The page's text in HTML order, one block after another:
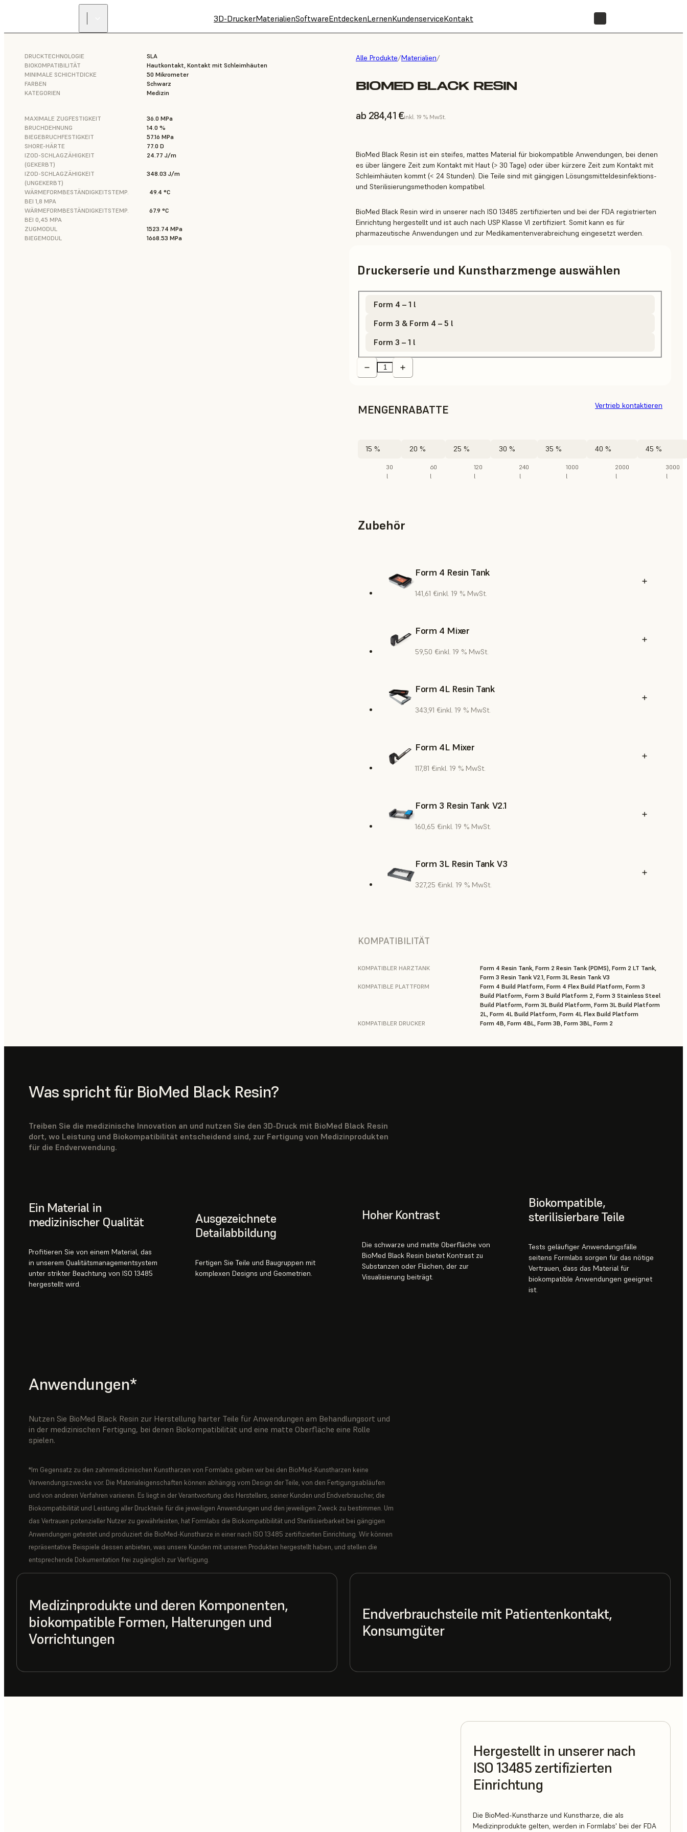
3D-DruckerMaterialienSoftwareEntdeckenLernenKundenserviceKontakt
Alle Produkte/Materialien/
BIOMED BLACK RESIN
ab 284,41 €inkl. 19 % MwSt.
DRUCKTECHNOLOGIE
SLA
BIOKOMPATIBILITÄT
Hautkontakt, Kontakt mit Schleimhäuten
MINIMALE SCHICHTDICKE
50 Mikrometer
FARBEN
Schwarz
KATEGORIEN
Medizin
MAXIMALE ZUGFESTIGKEIT
36.0 MPa
BRUCHDEHNUNG
14.0 %
BIEGEBRUCHFESTIGKEIT
57.16 MPa
SHORE-HÄRTE
77.0 D
IZOD-SCHLAGZÄHIGKEIT
(GEKERBT)
24.77 J/m
IZOD-SCHLAGZÄHIGKEIT
(UNGEKERBT)
348.03 J/m
WÄRMEFORMBESTÄNDIGKEITSTEMP.
BEI 1,8 MPA
49.4 °C
WÄRMEFORMBESTÄNDIGKEITSTEMP.
BEI 0,45 MPA
67.9 °C
ZUGMODUL
1523.74 MPa
BIEGEMODUL
1668.53 MPa
BioMed Black Resin ist ein steifes, mattes Material für biokompatible Anwendungen, bei denen
es über längere Zeit zum Kontakt mit Haut (> 30 Tage) oder über kürzere Zeit zum Kontakt mit
Schleimhäuten kommt (< 24 Stunden). Die Teile sind mit gängigen Lösungsmitteldesinfektions-
und Sterilisierungsmethoden kompatibel.
BioMed Black Resin wird in unserer nach ISO 13485 zertifizierten und bei der FDA registrierten
Einrichtung hergestellt und ist auch nach USP Klasse VI zertifiziert. Somit kann es für
pharmazeutische Anwendungen und zur Medikamentenverabreichung eingesetzt werden.
Druckerserie und Kunstharzmenge auswählen
Form 4 – 1 l
Form 3 & Form 4 – 5 l
Form 3 – 1 l
MENGENRABATTE
15 %
30
l
20 %
60
l
25 %
120
l
30 %
240
l
35 %
1000
l
40 %
2000
l
45 %
3000
l
Vertrieb kontaktieren
Zubehör
Form 4 Resin Tank
141,61 €inkl. 19 % MwSt.
Form 4 Mixer
59,50 €inkl. 19 % MwSt.
Form 4L Resin Tank
343,91 €inkl. 19 % MwSt.
Form 4L Mixer
117,81 €inkl. 19 % MwSt.
Form 3 Resin Tank V2.1
160,65 €inkl. 19 % MwSt.
Form 3L Resin Tank V3
327,25 €inkl. 19 % MwSt.
KOMPATIBILITÄT
KOMPATIBLER HARZTANK
Form 4 Resin Tank, Form 2 Resin Tank (PDMS), Form 2 LT Tank,
Form 3 Resin Tank V2.1, Form 3L Resin Tank V3
KOMPATIBLE PLATTFORM
Form 4 Build Platform, Form 4 Flex Build Platform, Form 3
Build Platform, Form 3 Build Platform 2, Form 3 Stainless Steel
Build Platform, Form 3L Build Platform, Form 3L Build Platform
2L, Form 4L Build Platform, Form 4L Flex Build Platform
KOMPATIBLER DRUCKER
Form 4B, Form 4BL, Form 3B, Form 3BL, Form 2
Was spricht für BioMed Black Resin?
Treiben Sie die medizinische Innovation an und nutzen Sie den 3D-Druck mit BioMed Black Resin
dort, wo Leistung und Biokompatibilität entscheidend sind, zur Fertigung von Medizinprodukten
für die Endverwendung.
Ein Material in
medizinischer Qualität
Profitieren Sie von einem Material, das
in unserem Qualitätsmanagementsystem
unter strikter Beachtung von ISO 13485
hergestellt wird.
Ausgezeichnete
Detailabbildung
Fertigen Sie Teile und Baugruppen mit
komplexen Designs und Geometrien.
Hoher Kontrast
Die schwarze und matte Oberfläche von
BioMed Black Resin bietet Kontrast zu
Substanzen oder Flächen, der zur
Visualisierung beiträgt.
Biokompatible,
sterilisierbare Teile
Tests geläufiger Anwendungsfälle
seitens Formlabs sorgen für das nötige
Vertrauen, dass das Material für
biokompatible Anwendungen geeignet
ist.
Anwendungen*
Nutzen Sie BioMed Black Resin zur Herstellung harter Teile für Anwendungen am Behandlungsort und
in der medizinischen Fertigung, bei denen Biokompatibilität und eine matte Oberfläche eine Rolle
spielen.
*Im Gegensatz zu den zahnmedizinischen Kunstharzen von Formlabs geben wir bei den BioMed-Kunstharzen keine
Verwendungszwecke vor. Die Materialeigenschaften können abhängig vom Design der Teile, von den Fertigungsabläufen
und von anderen Verfahren variieren. Es liegt in der Verantwortung des Herstellers, seiner Kunden und Endverbraucher, die
Biokompatibilität und Leistung aller Druckteile für die jeweiligen Anwendungen und den jeweiligen Zweck zu bestimmen. Um
das Vertrauen potenzieller Nutzer zu gewährleisten, hat Formlabs die Biokompatibilität und Sterilisierbarkeit bei gängigen
Anwendungen getestet und produziert die BioMed-Kunstharze in einer nach ISO 13485 zertifizierten Einrichtung. Wir können
repräsentative Beispiele dessen anbieten, was unsere Kunden mit unseren Produkten hergestellt haben, und stellen die
entsprechende Dokumentation frei zugänglich zur Verfügung.
Medizinprodukte und deren Komponenten,
biokompatible Formen, Halterungen und
Vorrichtungen
Endverbrauchsteile mit Patientenkontakt,
Konsumgüter
Hergestellt in unserer nach
ISO 13485 zertifizierten
Einrichtung
Die BioMed-Kunstharze und Kunstharze, die als
Medizinprodukte gelten, werden in Formlabs' bei der FDA